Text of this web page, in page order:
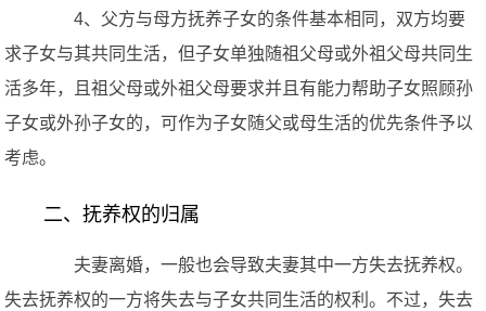
4、父方与母方抚养子女的条件基本相同，双方均要
求子女与其共同生活，但子女单独随祖父母或外祖父母共同生
活多年，且祖父母或外祖父母要求并且有能力帮助子女照顾孙
子女或外孙子女的，可作为子女随父或母生活的优先条件予以
考虑。
二、抚养权的归属
夫妻离婚，一般也会导致夫妻其中一方失去抚养权。
失去抚养权的一方将失去与子女共同生活的权利。不过，失去